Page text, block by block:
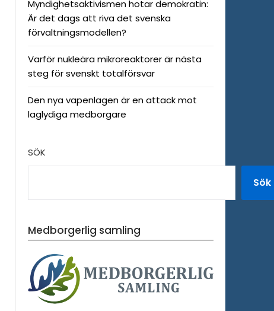
Myndighetsaktivismen hotar demokratin:
Är det dags att riva det svenska
förvaltningsmodellen?
Varför nukleära mikroreaktorer är nästa
steg för svenskt totalförsvar
Den nya vapenlagen är en attack mot
laglydiga medborgare
SÖK
Sök
Medborgerlig samling